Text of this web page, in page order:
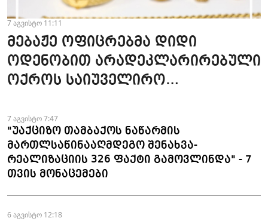
7 აგვისტო 11:11
მებაჟე ოფიცრებმა დიდი
ოდენობით არადეკლარირებული
ოქროს საიუველირო
ფაქტები აღკვეთეს
7 აგვისტო 7:47
"უაქციზო თამბაქოს ნაწარმის
მართლსაწინააღმდეგო შენახვა-
რეალიზაციის 326 ფაქტი გამოვლინდა" - 7
თვის მონაცემები
6 აგვისტო 12:18